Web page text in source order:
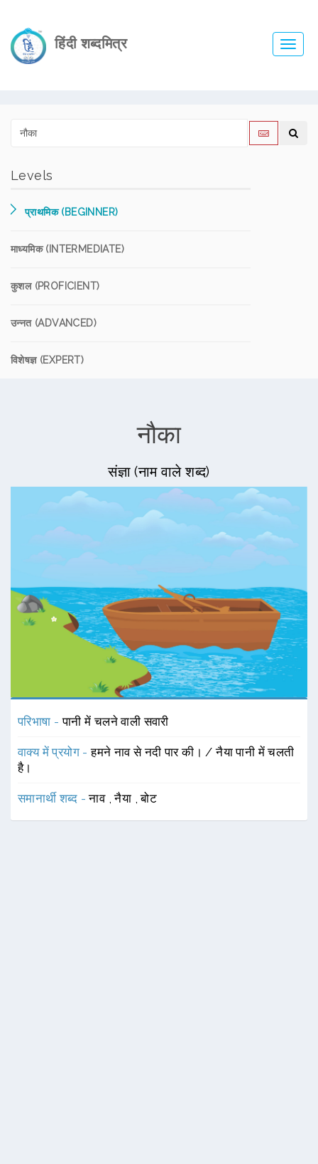
हिंदी शब्दमित्र
Levels
प्राथमिक (BEGINNER)
माध्यमिक (INTERMEDIATE)
कुशल (PROFICIENT)
उन्नत (ADVANCED)
विशेषज्ञ (EXPERT)
नौका
संज्ञा (नाम वाले शब्द)
परिभाषा -पानी में चलने वाली सवारी
वाक्य में प्रयोग -हमने नाव से नदी पार की। / नैया पानी में चलती
है।
समानार्थी शब्द -नाव ,नैया ,बोट